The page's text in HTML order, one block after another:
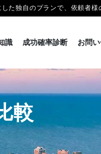
た独自のプランで、依頼者
識 成功確率診断 お問
較